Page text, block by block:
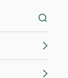
ンから